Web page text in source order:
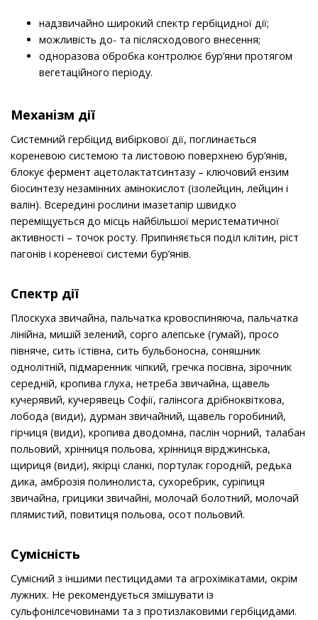
надзвичайно широкий спектр гербіцидної дії;
можливість до- та післясходового внесення;
одноразова обробка контролює бур’яни протягом
вегетаційного періоду.
Механiзм дії
Системний гербіцид вибіркової дії, поглинається
кореневою системою та листовою поверхнею бур’янів,
блокує фермент ацетолактатсинтазу – ключовий ензим
біосинтезу незамінних амінокислот (ізолейцин, лейцин і
валін). Всередині рослини імазетапір швидко
переміщується до місць найбільшої меристематичної
активності – точок росту. Припиняється поділ клітин, ріст
пагонів і кореневої системи бур’янів.
Спектр дії
Плоскуха звичайна, пальчатка кровоспиняюча, пальчатка
лінійна, мишій зелений, сорго алепське (гумай), просо
півняче, сить їстівна, сить бульбоносна, соняшник
однолітній, підмаренник чіпкий, гречка посівна, зірочник
середній, кропива глуха, нетреба звичайна, щавель
кучерявий, кучерявець Софії, галінсога дрібноквіткова,
лобода (види), дурман звичайний, щавель горобиний,
гірчиця (види), кропива дводомна, паслін чорний, талабан
польовий, хрінниця польова, хрінниця вірджинська,
щириця (види), якірці сланкі, портулак городній, редька
дика, амброзія полинолиста, сухоребрик, суріпиця
звичайна, грицики звичайні, молочай болотний, молочай
плямистий, повитиця польова, осот польовий.
Сумісність
Сумісний з іншими пестицидами та агрохімікатами, окрім
лужних. Не рекомендується змішувати із
сульфонілсечовинами та з протизлаковими гербіцидами.